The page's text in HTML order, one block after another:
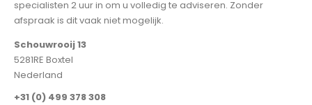
specialisten 2 uur in om u volledig te adviseren. Zonder
afspraak is dit vaak niet mogelijk.
Schouwrooij 13
5281RE Boxtel
Nederland
+31 (0) 499 378 308